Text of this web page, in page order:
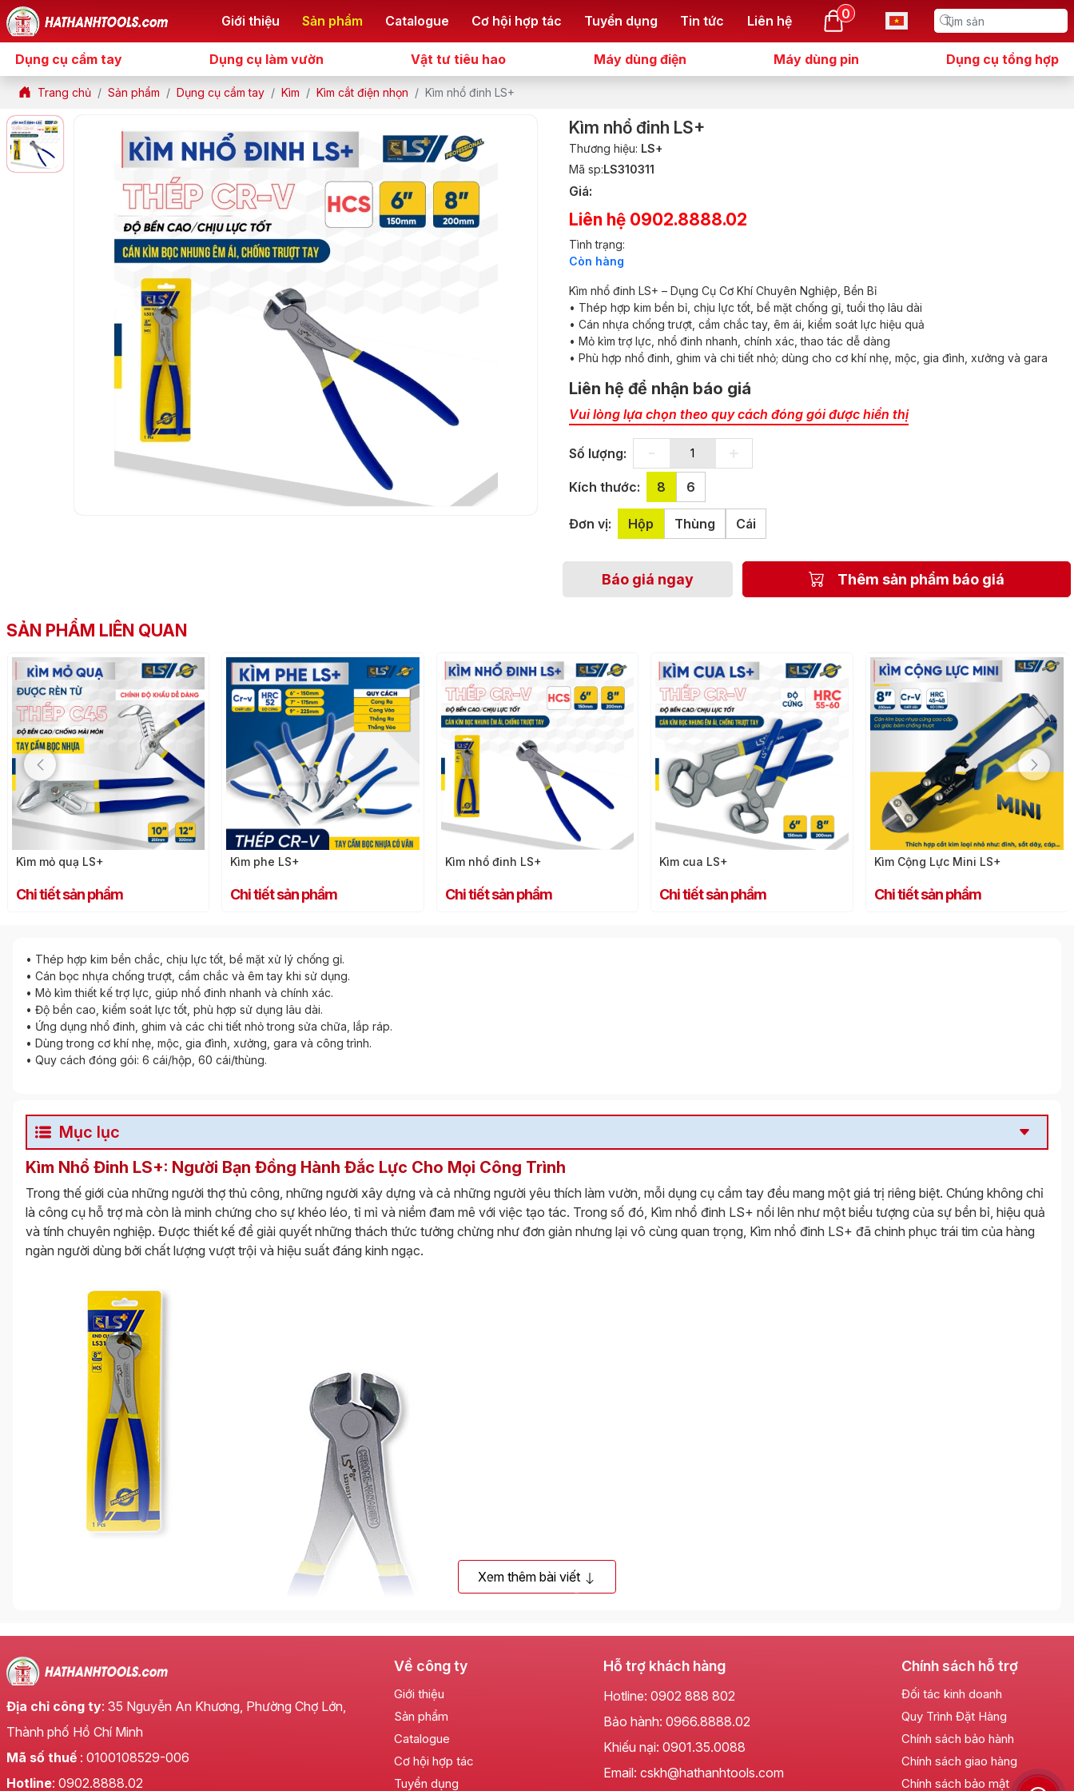
Giới thiệu Sản phẩm Catalogue Cơ hội hợp tác Tuyển dụng Tin tức Liên hệ 0
Dụng cụ cầm tay Dụng cụ làm vườn Vật tư tiêu hao Máy dùng điện Máy dùng pin Dụng cụ tổng hợp
Trang chủ Sản phẩm Dụng cụ cầm tay Kìm Kìm cắt điện nhọn Kìm nhổ đinh LS+
Kìm nhổ đinh LS+
Thương hiệu: LS+
Mã sp:LS310311
Giá:
Liên hệ 0902.8888.02
Tình trạng:
Còn hàng
Kìm nhổ đinh LS+ – Dụng Cụ Cơ Khí Chuyên Nghiệp, Bền Bỉ
• Thép hợp kim bền bỉ, chịu lực tốt, bề mặt chống gỉ, tuổi thọ lâu dài
• Cán nhựa chống trượt, cầm chắc tay, êm ái, kiểm soát lực hiệu quả
• Mỏ kìm trợ lực, nhổ đinh nhanh, chính xác, thao tác dễ dàng
• Phù hợp nhổ đinh, ghim và chi tiết nhỏ; dùng cho cơ khí nhẹ, mộc, gia đình, xưởng và gara
Liên hệ để nhận báo giá
Vui lòng lựa chọn theo quy cách đóng gói được hiển thị
Số lượng:
Kích thước: 8 6
Đơn vị: Hộp Thùng Cái
Báo giá ngay Thêm sản phẩm báo giá
SẢN PHẨM LIÊN QUAN
Kìm mỏ quạ LS+
Chi tiết sản phẩm
Kìm phe LS+
Chi tiết sản phẩm
Kìm nhổ đinh LS+
Chi tiết sản phẩm
Kìm cua LS+
Chi tiết sản phẩm
Kìm Cộng Lực Mini LS+
Chi tiết sản phẩm
• Thép hợp kim bền chắc, chịu lực tốt, bề mặt xử lý chống gỉ.
• Cán bọc nhựa chống trượt, cầm chắc và êm tay khi sử dụng.
• Mỏ kìm thiết kế trợ lực, giúp nhổ đinh nhanh và chính xác.
• Độ bền cao, kiểm soát lực tốt, phù hợp sử dụng lâu dài.
• Ứng dụng nhổ đinh, ghim và các chi tiết nhỏ trong sửa chữa, lắp ráp.
• Dùng trong cơ khí nhẹ, mộc, gia đình, xưởng, gara và công trình.
• Quy cách đóng gói: 6 cái/hộp, 60 cái/thùng.
Mục lục
Kìm Nhổ Đinh LS+: Người Bạn Đồng Hành Đắc Lực Cho Mọi Công Trình
Trong thế giới của những người thợ thủ công, những người xây dựng và cả những người yêu thích làm vườn, mỗi dụng cụ cầm tay đều mang một giá trị riêng biệt. Chúng không chỉ
là công cụ hỗ trợ mà còn là minh chứng cho sự khéo léo, tỉ mỉ và niềm đam mê với việc tạo tác. Trong số đó, Kìm nhổ đinh LS+ nổi lên như một biểu tượng của sự bền bỉ, hiệu quả
và tính chuyên nghiệp. Được thiết kế để giải quyết những thách thức tưởng chừng như đơn giản nhưng lại vô cùng quan trọng, Kìm nhổ đinh LS+ đã chinh phục trái tim của hàng
ngàn người dùng bởi chất lượng vượt trội và hiệu suất đáng kinh ngạc.
Xem thêm bài viết
Địa chỉ công ty: 35 Nguyễn An Khương, Phường Chợ Lớn,
Thành phố Hồ Chí Minh
Mã số thuế : 0100108529-006
Hotline: 0902.8888.02
Về công ty
Giới thiệu
Sản phẩm
Catalogue
Cơ hội hợp tác
Tuyển dụng
Hỗ trợ khách hàng
Hotline: 0902 888 802
Bảo hành: 0966.8888.02
Khiếu nại: 0901.35.0088
Email: cskh@hathanhtools.com
Chính sách hỗ trợ
Đối tác kinh doanh
Quy Trình Đặt Hàng
Chính sách bảo hành
Chính sách giao hàng
Chính sách bảo mật